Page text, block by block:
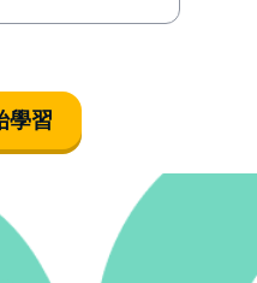
學習